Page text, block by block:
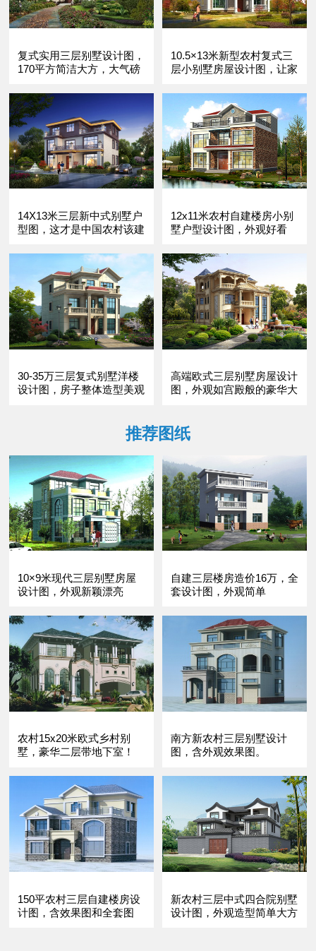
复式实用三层别墅设计图，
170平方简洁大方，大气磅
10.5×13米新型农村复式三
层小别墅房屋设计图，让家
14X13米三层新中式别墅户
型图，这才是中国农村该建
12x11米农村自建楼房小别
墅户型设计图，外观好看
30-35万三层复式别墅洋楼
设计图，房子整体造型美观
高端欧式三层别墅房屋设计
图，外观如宫殿般的豪华大
推荐图纸
10×9米现代三层别墅房屋
设计图，外观新颖漂亮
自建三层楼房造价16万，全
套设计图，外观简单
农村15x20米欧式乡村别
墅，豪华二层带地下室！
南方新农村三层别墅设计
图，含外观效果图。
150平农村三层自建楼房设
计图，含效果图和全套图
新农村三层中式四合院别墅
设计图，外观造型简单大方